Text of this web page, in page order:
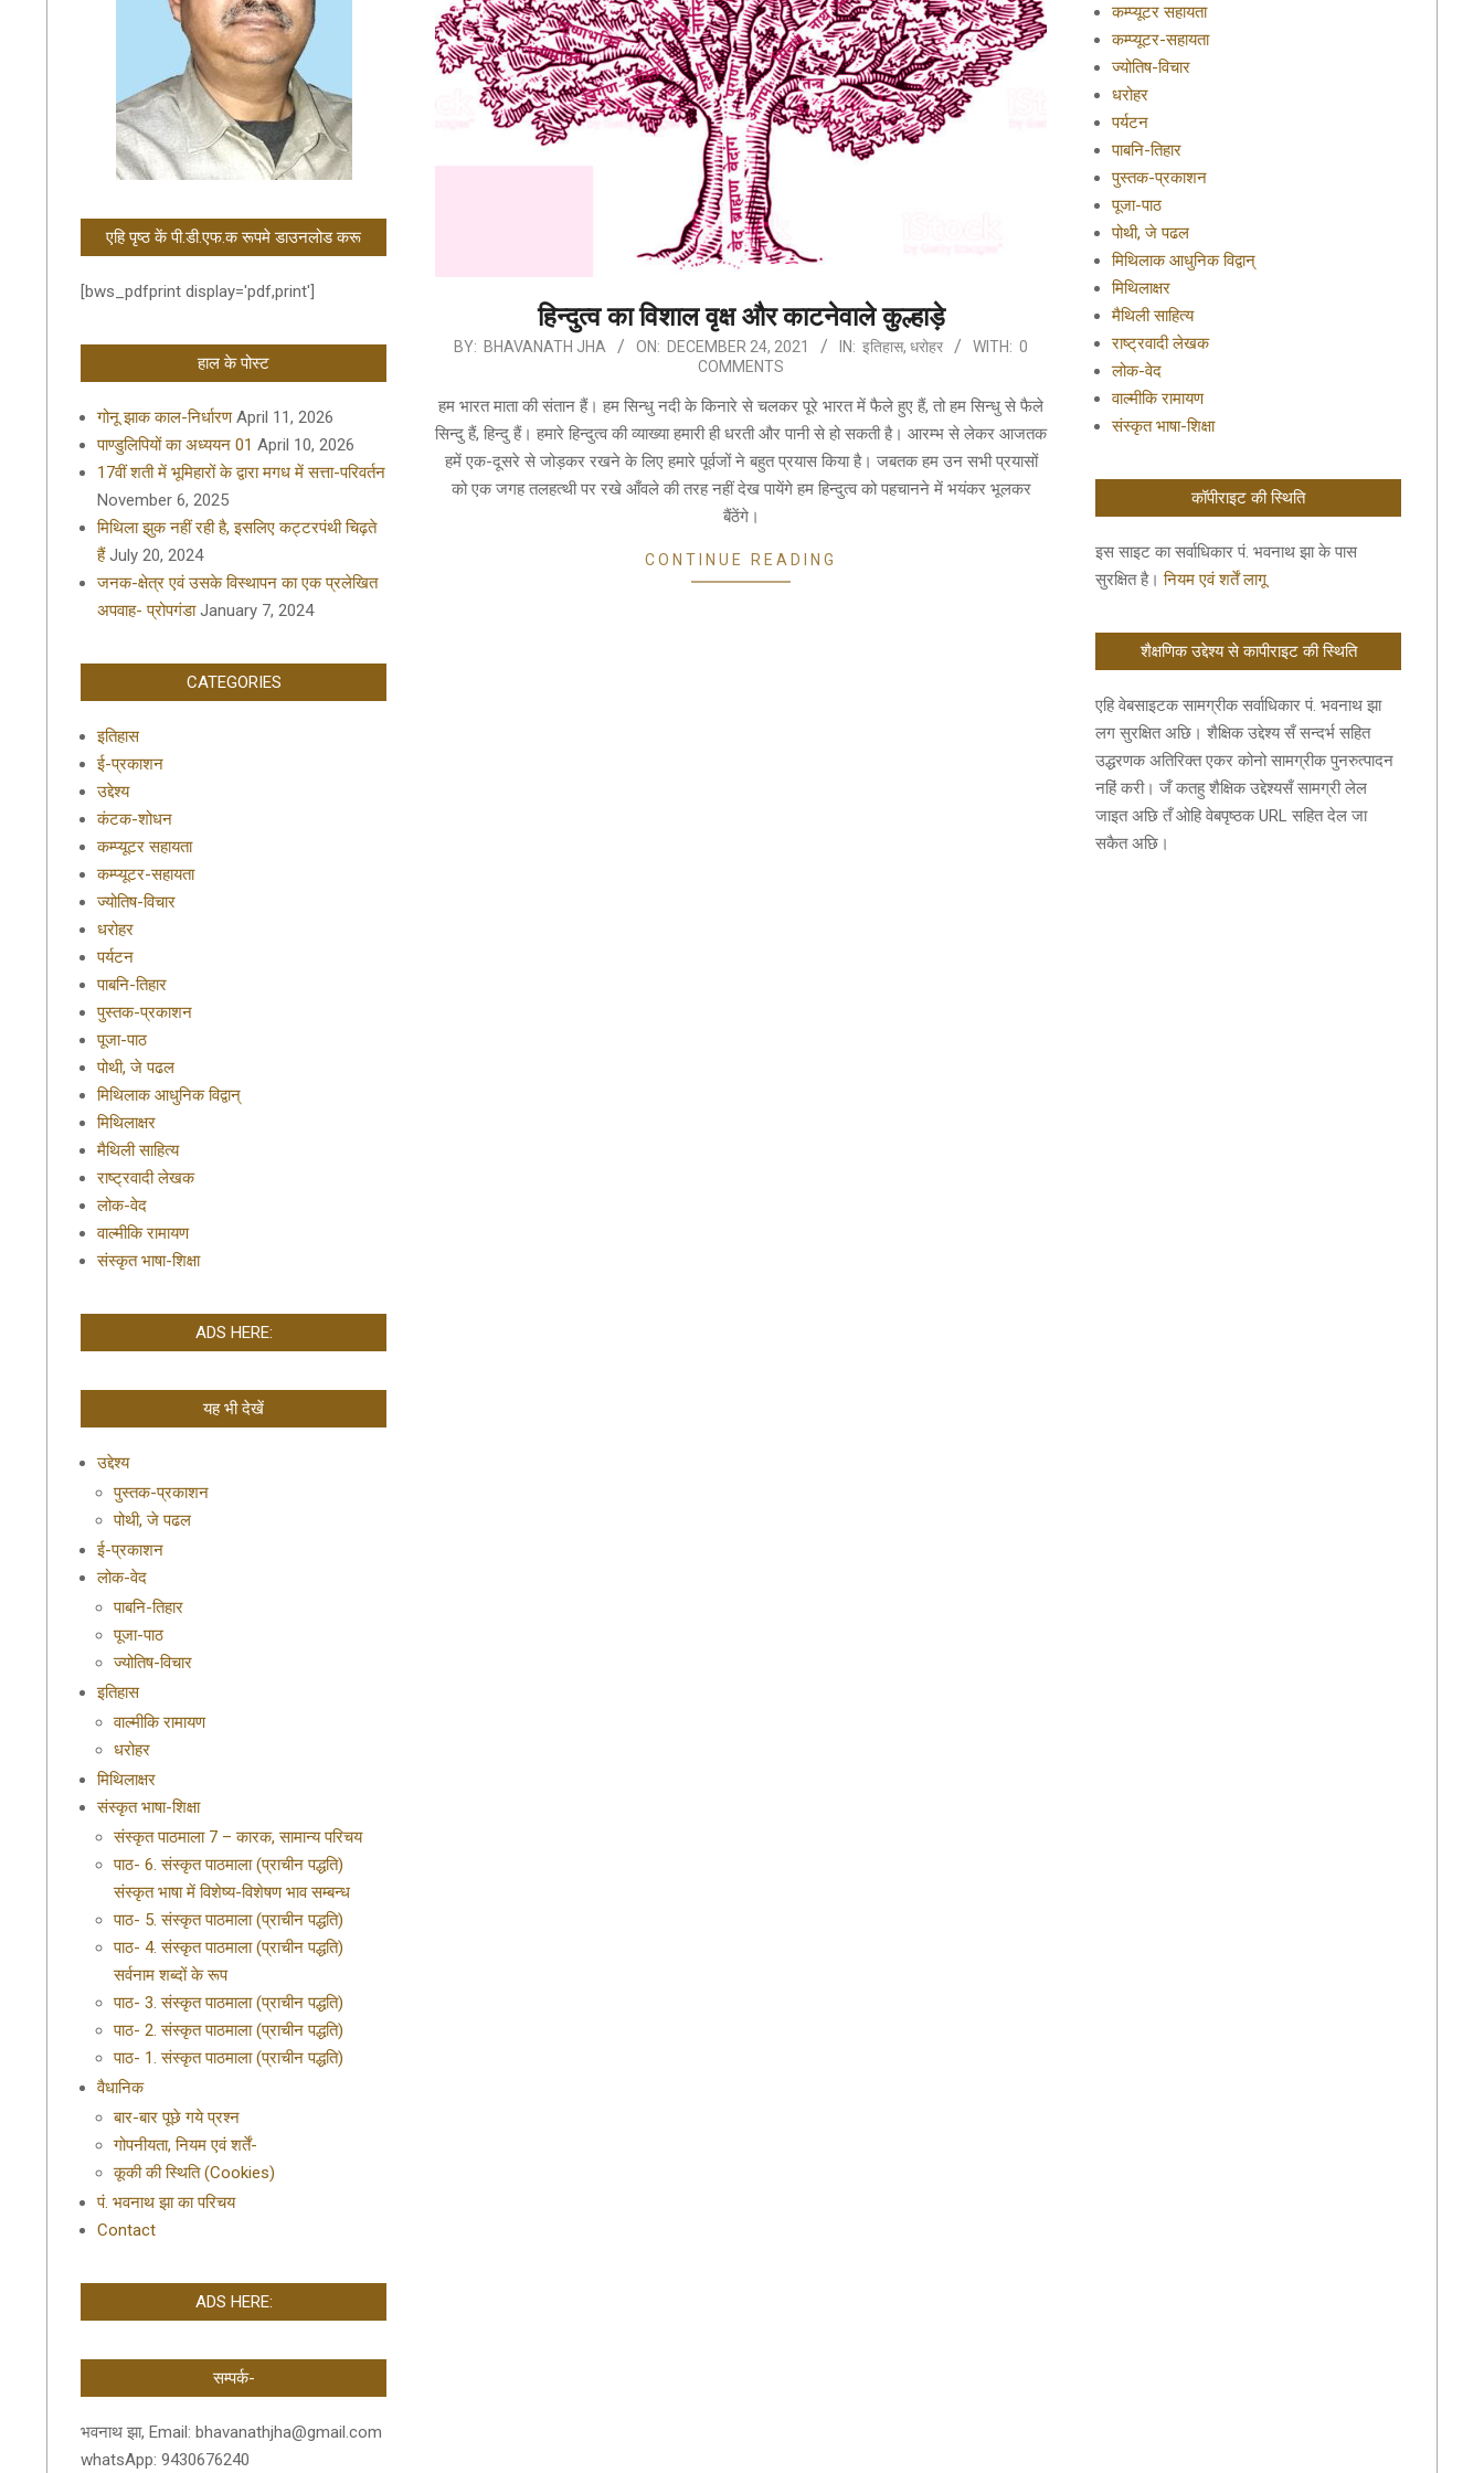
हिन्दुत्व का विशाल वृक्ष और काटनेवाले कुल्हाड़े
2021-
24
BY: BHAVANATH JHA ON: DECEMBER 24, 2021 IN: इतिहास, धरोहर WITH: 0
COMMENTS
हम भारत माता की संतान हैं। हम सिन्धु नदी के किनारे से चलकर पूरे भारत में फैले हुए हैं, तो हम सिन्धु से फैले
सिन्दु हैं, हिन्दु हैं। हमारे हिन्दुत्व की व्याख्या हमारी ही धरती और पानी से हो सकती है। आरम्भ से लेकर आजतक
हमें एक-दूसरे से जोड़कर रखने के लिए हमारे पूर्वजों ने बहुत प्रयास किया है। जबतक हम उन सभी प्रयासों
को एक जगह तलहत्थी पर रखे आँवले की तरह नहीं देख पायेंगे हम हिन्दुत्व को पहचानने में भयंकर भूलकर
बैंठेंगे।
CONTINUE READING
एहि पृष्ठ कें पी.डी.एफ.क रूपमे डाउनलोड करू
[bws_pdfprint display='pdf,print']
हाल के पोस्ट
गोनू झाक काल-निर्धारण April 11, 2026
पाण्डुलिपियों का अध्ययन 01 April 10, 2026
17वीं शती में भूमिहारों के द्वारा मगध में सत्ता-परिवर्तन
November 6, 2025
मिथिला झुक नहीं रही है, इसलिए कट्टरपंथी चिढ़ते
हैं July 20, 2024
जनक-क्षेत्र एवं उसके विस्थापन का एक प्रलेखित
अपवाह- प्रोपगंडा January 7, 2024
CATEGORIES
इतिहास
ई-प्रकाशन
उद्देश्य
कंटक-शोधन
कम्प्यूटर सहायता
कम्प्यूटर-सहायता
ज्योतिष-विचार
धरोहर
पर्यटन
पाबनि-तिहार
पुस्तक-प्रकाशन
पूजा-पाठ
पोथी, जे पढल
मिथिलाक आधुनिक विद्वान्
मिथिलाक्षर
मैथिली साहित्य
राष्ट्रवादी लेखक
लोक-वेद
वाल्मीकि रामायण
संस्कृत भाषा-शिक्षा
ADS HERE:
यह भी देखें
उद्देश्य
पुस्तक-प्रकाशन
पोथी, जे पढल
ई-प्रकाशन
लोक-वेद
पाबनि-तिहार
पूजा-पाठ
ज्योतिष-विचार
इतिहास
वाल्मीकि रामायण
धरोहर
मिथिलाक्षर
संस्कृत भाषा-शिक्षा
संस्कृत पाठमाला 7 – कारक, सामान्य परिचय
पाठ- 6. संस्कृत पाठमाला (प्राचीन पद्धति)
संस्कृत भाषा में विशेष्य-विशेषण भाव सम्बन्ध
पाठ- 5. संस्कृत पाठमाला (प्राचीन पद्धति)
पाठ- 4. संस्कृत पाठमाला (प्राचीन पद्धति)
सर्वनाम शब्दों के रूप
पाठ- 3. संस्कृत पाठमाला (प्राचीन पद्धति)
पाठ- 2. संस्कृत पाठमाला (प्राचीन पद्धति)
पाठ- 1. संस्कृत पाठमाला (प्राचीन पद्धति)
वैधानिक
बार-बार पूछे गये प्रश्न
गोपनीयता, नियम एवं शर्तें-
कूकी की स्थिति (Cookies)
पं. भवनाथ झा का परिचय
Contact
ADS HERE:
सम्पर्क-
भवनाथ झा, Email: bhavanathjha@gmail.com
whatsApp: 9430676240
कम्प्यूटर सहायता
कम्प्यूटर-सहायता
ज्योतिष-विचार
धरोहर
पर्यटन
पाबनि-तिहार
पुस्तक-प्रकाशन
पूजा-पाठ
पोथी, जे पढल
मिथिलाक आधुनिक विद्वान्
मिथिलाक्षर
मैथिली साहित्य
राष्ट्रवादी लेखक
लोक-वेद
वाल्मीकि रामायण
संस्कृत भाषा-शिक्षा
कॉपीराइट की स्थिति
इस साइट का सर्वाधिकार पं. भवनाथ झा के पास
सुरक्षित है।नियम एवं शर्तें लागू
शैक्षणिक उद्देश्य से कापीराइट की स्थिति
एहि वेबसाइटक सामग्रीक सर्वाधिकार पं. भवनाथ झा
लग सुरक्षित अछि। शैक्षिक उद्देश्य सँ सन्दर्भ सहित
उद्धरणक अतिरिक्त एकर कोनो सामग्रीक पुनरुत्पादन
नहिं करी। जँ कतहु शैक्षिक उद्देश्यसँ सामग्री लेल
जाइत अछि तँ ओहि वेबपृष्ठक URL सहित देल जा
सकैत अछि।